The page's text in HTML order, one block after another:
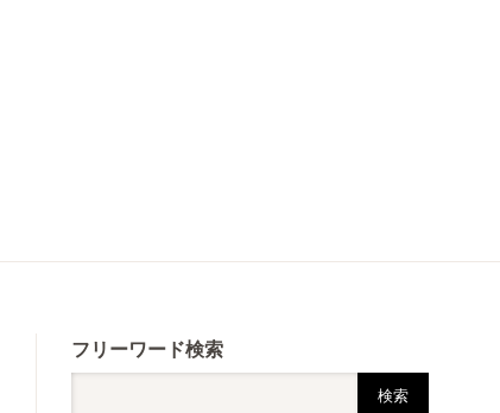
フリーワード検索